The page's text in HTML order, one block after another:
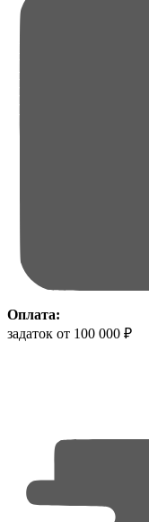
Оплата:
задаток от 100 000 ₽